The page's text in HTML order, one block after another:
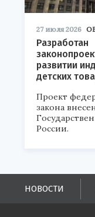
27 июля 2026
Разработан
развитии
детских
Проект
закона
России.
НОВОСТИ